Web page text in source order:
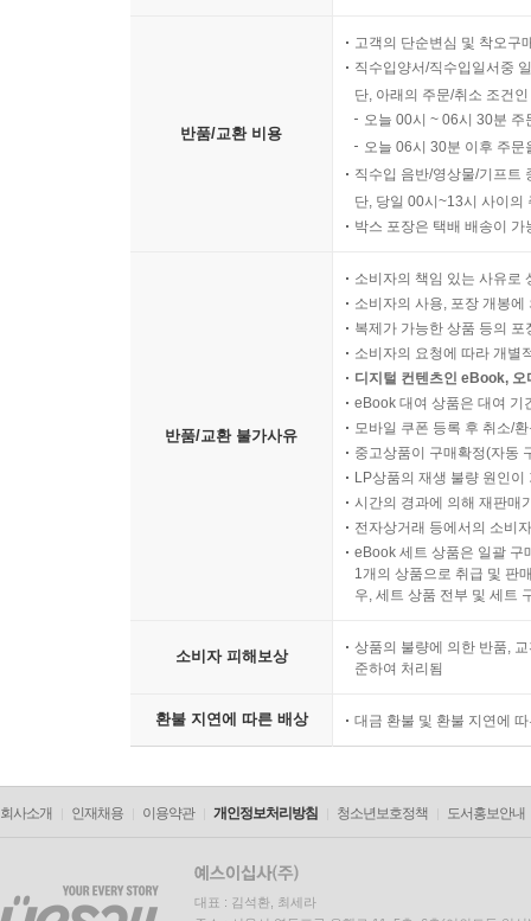
반품/교환 비용
고객의 단순변심 및 착오구
직수입양서/직수입일서중
단, 아래의 주문/취소 조건
오늘 00시 ~ 06시 30분
오늘 06시 30분 이후 주
직수입 음반/영상물/기프트
단, 당일 00시~13시 사이의
박스 포장은 택배 배송이
반품/교환 불가사유
소비자의 책임 있는 사유로
소비자의 사용, 포장 개봉
복제가 가능한 상품 등의
소비자의 요청에 따라 개별
디지털 컨텐츠인 eBook,
eBook 대여 상품은 대여 기
모바일 쿠폰 등록 후 취소/
중고상품이 구매확정(자동
LP상품의 재생 불량 원인
시간의 경과에 의해 재판매
전자상거래 등에서의 소비
eBook 세트 상품은 일괄 구
1개의 상품으로 취급 및 판
우, 세트 상품 전부 및 세트
소비자 피해보상
상품의 불량에 의한 반품,
준하여 처리됨
환불 지연에 따른 배상 대금 환불 및 환불 지연에
회사소개 인재채용 이용약관 개인정보처리방침 청소년보호정책 도서홍보안내
대표 : 김석환, 최세라